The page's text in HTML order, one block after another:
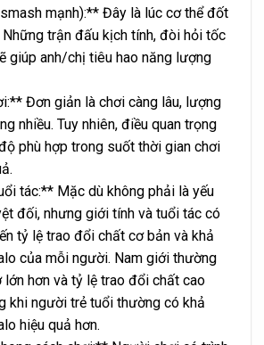
mạnh):** Đây là lúc cơ thể đốt
trận đấu kịch tính, đòi hỏi tốc
giúp anh/chị tiêu hao năng lượng
Đơn giản là chơi càng lâu, lượng
nhiều. Tuy nhiên, điều quan trọng
phù hợp trong suốt thời gian chơi
tác:** Mặc dù không phải là yếu
đối, nhưng giới tính và tuổi tác có
tỷ lệ trao đổi chất cơ bản và khả
của mỗi người. Nam giới thường
hơn và tỷ lệ trao đổi chất cao
khi người trẻ tuổi thường có khả
hiệu quả hơn.